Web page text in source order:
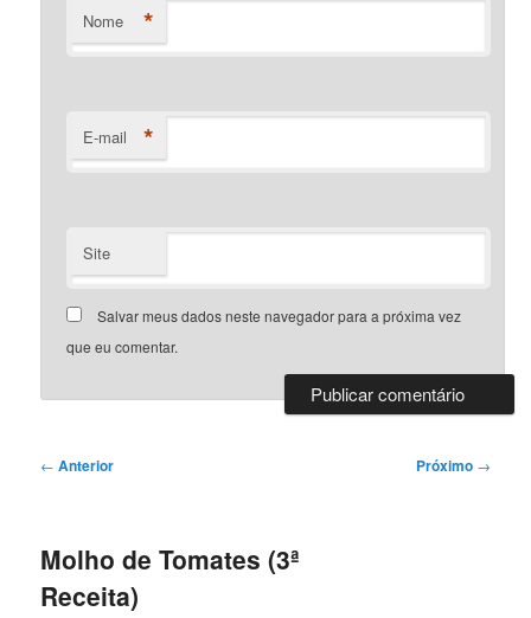
Nome *
E-mail *
Site
Salvar meus dados neste navegador para a próxima vez
que eu comentar.
Navegação
← Anterior Próximo →
Molho de Tomates (3ª
Receita)